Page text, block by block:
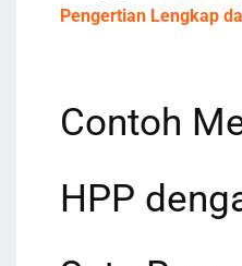
Pengertian Lengkap
Contoh
HPP